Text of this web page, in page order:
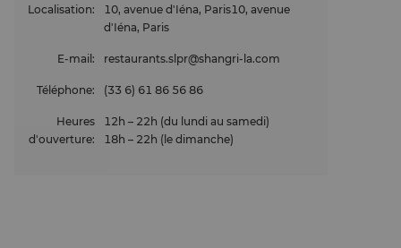
Localisation:
10, avenue d'Iéna, Paris10, avenue
d'Iéna, Paris
E-mail : restaurants.slpr@shangri-la.com
Téléphone: (33 6) 61 86 56 86
Heures
d'ouverture:
12h – 22h (du lundi au samedi)
18h – 22h (le dimanche)